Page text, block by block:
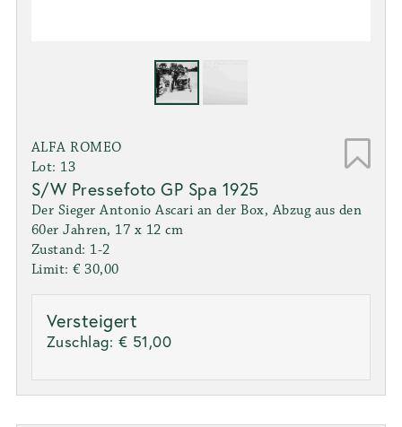
ALFA ROMEO
Lot: 13
S/W Pressefoto GP Spa 1925
Der Sieger Antonio Ascari an der Box, Abzug aus den
60er Jahren, 17 x 12 cm
Zustand: 1-2
Limit: € 30,00
Versteigert
Zuschlag: € 51,00